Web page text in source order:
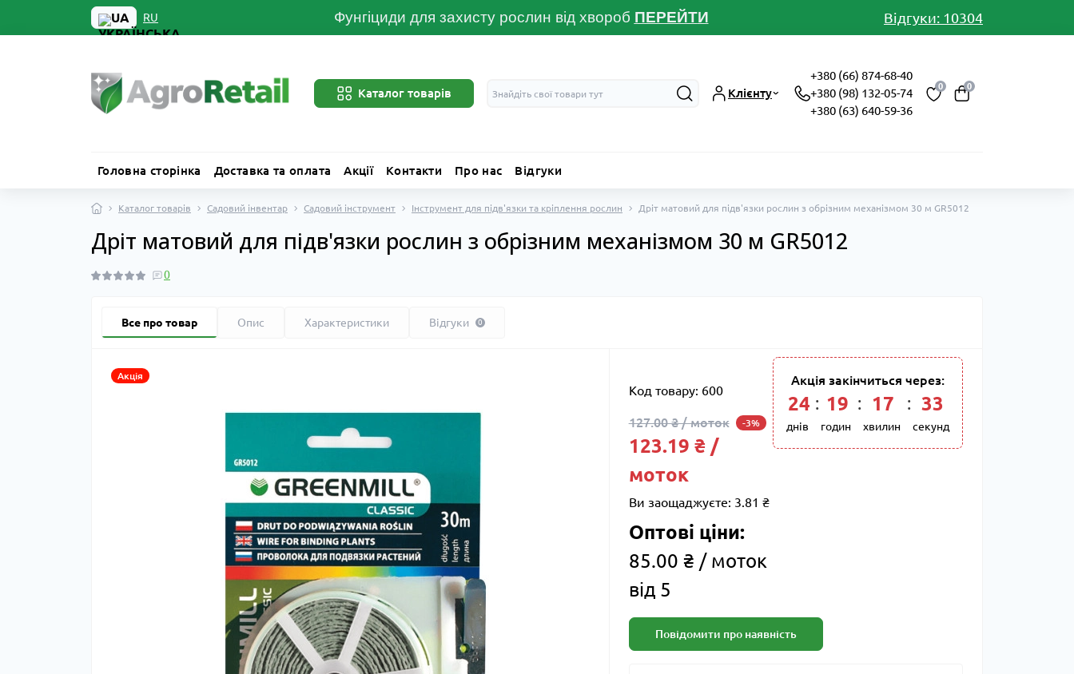
UA RU Фунгіциди для захисту рослин від хвороб ПЕРЕЙТИ Відгуки: 10304
Каталог товарів Клієнту
+380 (66) 874-68-40
+380 (98) 132-05-74
+380 (63) 640-59-36
0 0
Головна сторінка Доставка та оплата Акції Контакти Про нас Відгуки
Каталог товарів Садовий інвентар Садовий інструмент Інструмент для підв'язки та кріплення рослин Дріт матовий для підв'язки рослин з обрізним механізмом 30 м GR5012
Дріт матовий для підв'язки рослин з обрізним механізмом 30 м GR5012
0
Все про товар Опис Характеристики Відгуки 0
Акція
Код товару: 600
127.00 ₴ / моток -3%
123.19 ₴ /
моток
Ви заощаджуєте: 3.81 ₴
Оптові ціни:
85.00 ₴ / моток
від 5
Акція закінчиться через:
24
днів
19
годин
17
хвилин
32
секунд
Повідомити про наявність